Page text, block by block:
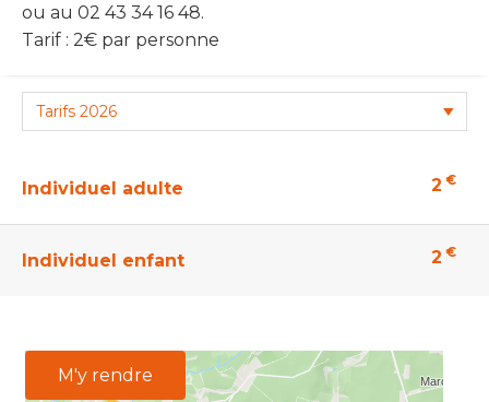
ou au 02 43 34 16 48.
Tarif : 2€ par personne
Individuel adulte 2 €
Individuel enfant 2 €
M'y rendre